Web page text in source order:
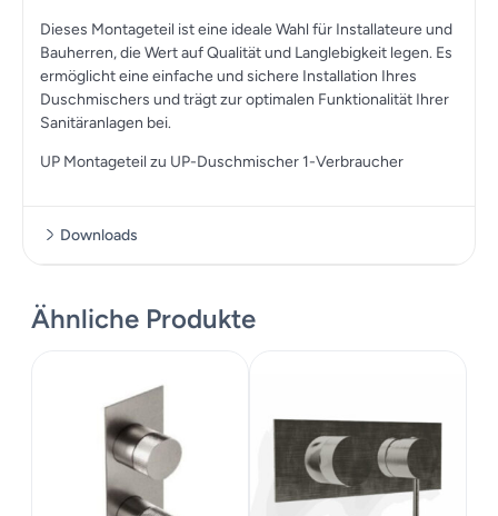
Dieses Montageteil ist eine ideale Wahl für Installateure und
Bauherren, die Wert auf Qualität und Langlebigkeit legen. Es
ermöglicht eine einfache und sichere Installation Ihres
Duschmischers und trägt zur optimalen Funktionalität Ihrer
Sanitäranlagen bei.
UP Montageteil zu UP-Duschmischer 1-Verbraucher
Downloads
Montageanleitung
Ähnliche Produkte